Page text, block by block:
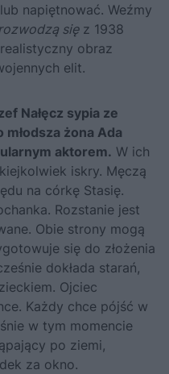
napiętnować. Weźmy
sięz 1938
obraz
elit.
Nałęcz sypia ze
żona Ada
aktorem. W ich
iskry. Męczą
na córkę Stasię.
Rozstanie jest
Obie strony mogą
się do złożenia
dokłada starań,
Ojciec
Każdy chce pójść w
w tym momencie
po ziemi,
za okno.